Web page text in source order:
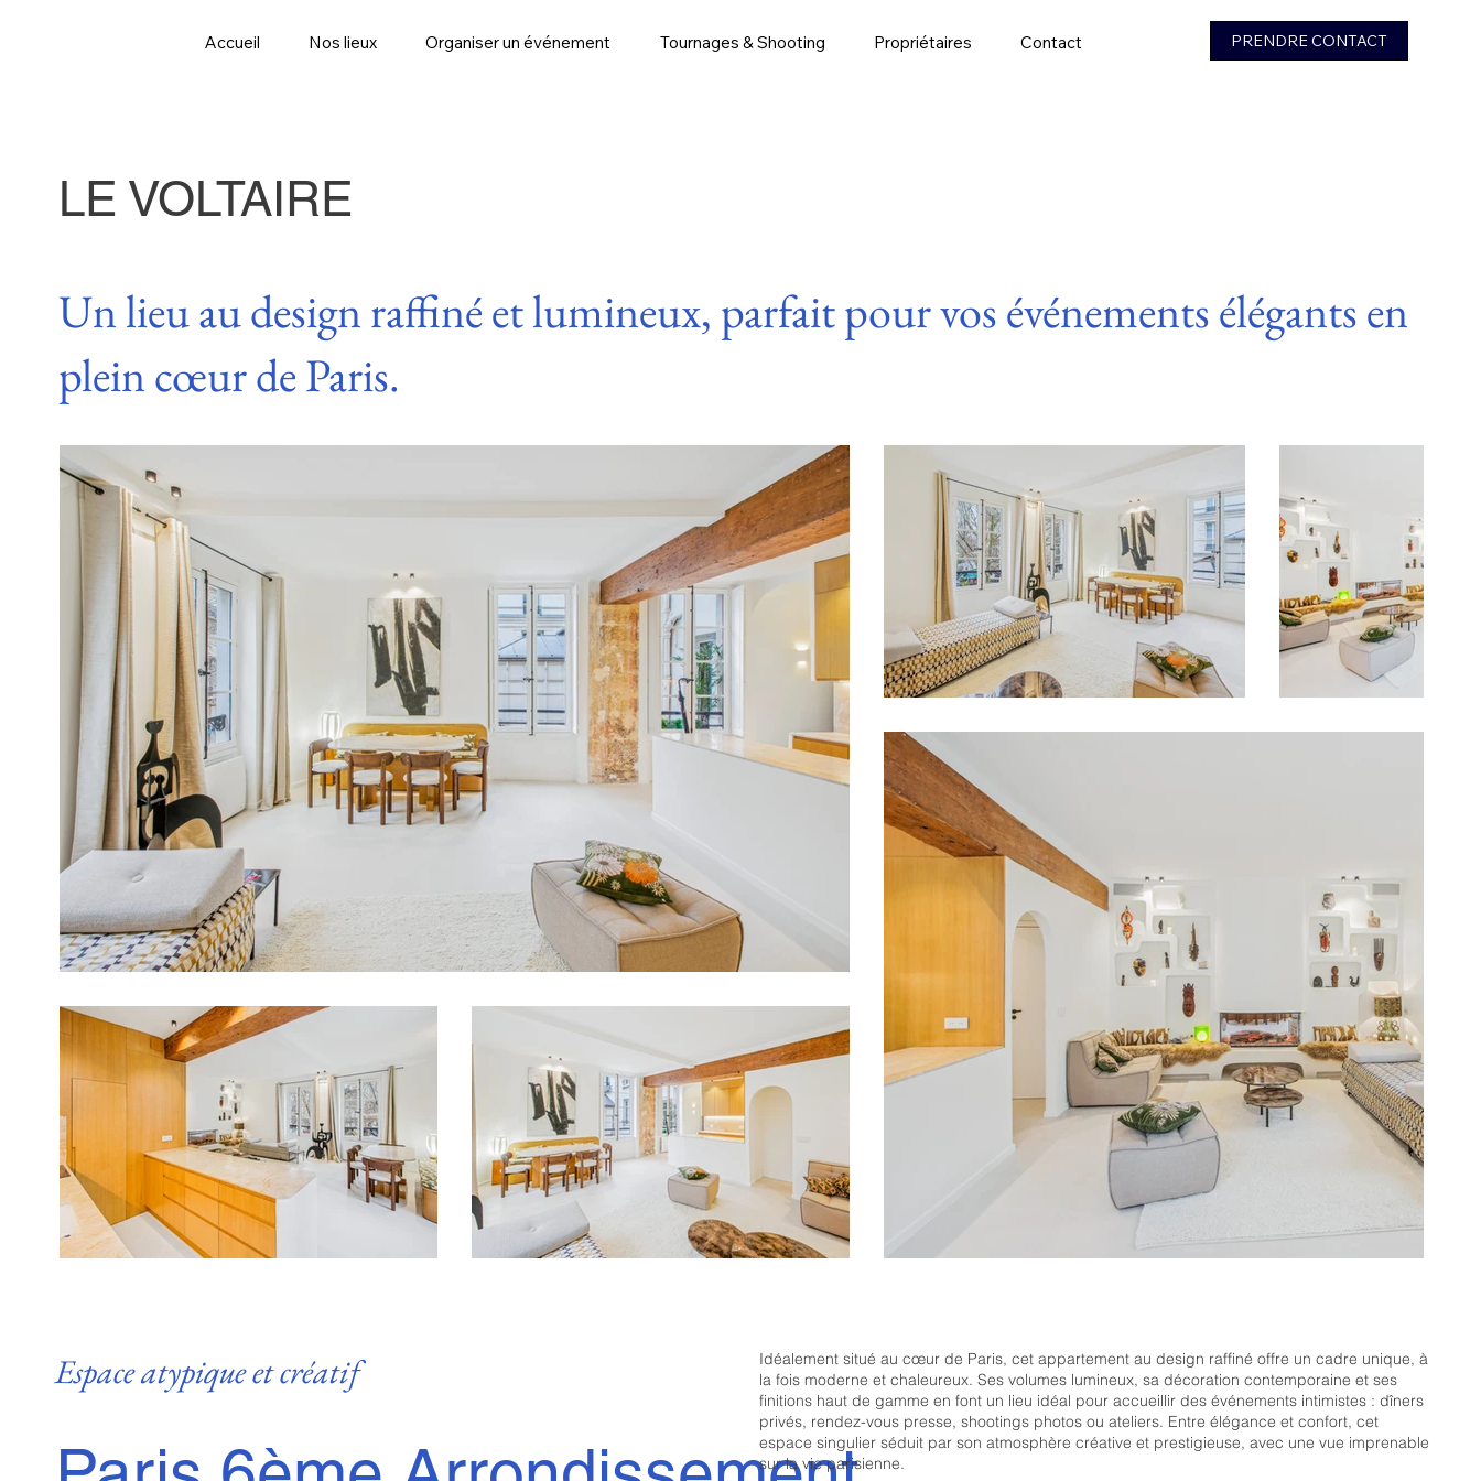
PRENDRE CONTACT
Accueil Nos lieux Organiser un événement Tournages & Shooting Propriétaires Contact
LE VOLTAIRE
Un lieu au design raffiné et lumineux, parfait pour vos événements élégants en
plein cœur de Paris.
Espace atypique et créatif
Idéalement situé au cœur de Paris, cet appartement au design raffiné offre un cadre unique, à
la fois moderne et chaleureux. Ses volumes lumineux, sa décoration contemporaine et ses
finitions haut de gamme en font un lieu idéal pour accueillir des événements intimistes : dîners
privés, rendez-vous presse, shootings photos ou ateliers. Entre élégance et confort, cet
espace singulier séduit par son atmosphère créative et prestigieuse, avec une vue imprenable
sur la vie parisienne.